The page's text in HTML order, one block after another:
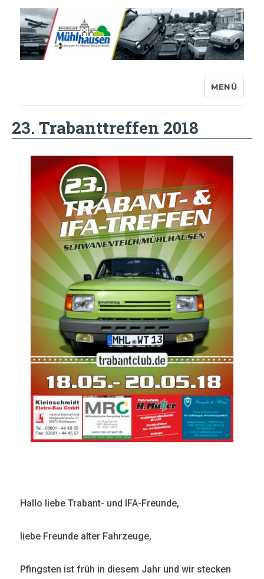
MENÜ
23. Trabanttreffen 2018
Hallo liebe Trabant- und IFA-Freunde,
liebe Freunde alter Fahrzeuge,
Pfingsten ist früh in diesem Jahr und wir stecken